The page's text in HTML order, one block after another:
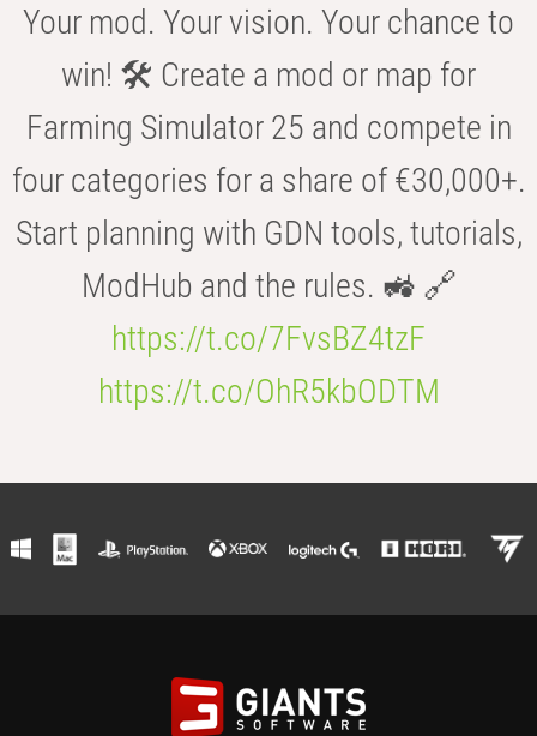
Your mod. Your vision. Your chance to
win! 🛠️ Create a mod or map for
Farming Simulator 25 and compete in
four categories for a share of €30,000+.
Start planning with GDN tools, tutorials,
ModHub and the rules. 🚜 🔗
https://t.co/7FvsBZ4tzF
https://t.co/OhR5kbODTM